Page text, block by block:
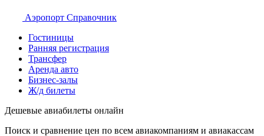
Аэропорт Справочник
Гостиницы
Ранняя регистрация
Трансфер
Аренда авто
Бизнес-залы
Ж/д билеты
Дешевые авиабилеты онлайн
Поиск и сравнение цен по всем авиакомпаниям и авиакассам